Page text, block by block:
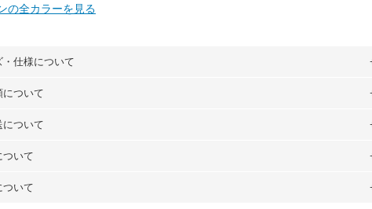
の全カラーを見る
仕様について
50cm単位での販売になります。
ついて
べてのデザインのプリントに使用している生地は６種類です。素材は
ットンリネン（ビエラ織）・100％コットン（ツイル）・100％コットン
ス・11号帆布）です。
詳細を見る
ついて
での配送は、布は2mまで型紙は2個までとなります（一部例外有り）それ
いて
文後に注文数量のみをプリントするため、
購入後の返品および交換は承る
いて